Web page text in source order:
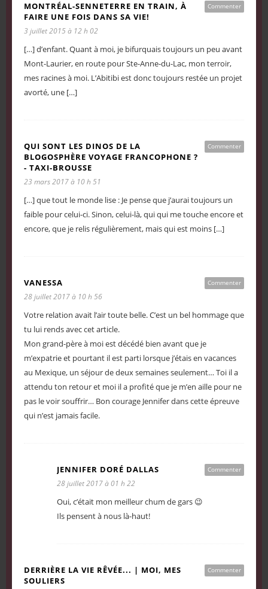
Commenter
MONTRÉAL-SENNETERRE EN TRAIN, À
FAIRE UNE FOIS DANS SA VIE!
3 juillet 2015 à 12 h 02
[…] d’enfant. Quant à moi, je bifurquais toujours un peu avant
Mont-Laurier, en route pour Ste-Anne-du-Lac, mon terroir,
mes racines à moi. L’Abitibi est donc toujours restée un projet
avorté, une […]
Commenter
QUI SONT LES DINOS DE LA
BLOGOSPHÈRE VOYAGE FRANCOPHONE ?
- TAXI-BROUSSE
23 mars 2017 à 10 h 51
[…] que tout le monde lise : Je pense que j’aurai toujours un
faible pour celui-ci. Sinon, celui-là, qui qui me touche encore et
encore, que je relis régulièrement, mais qui est moins […]
Commenter
VANESSA
28 juillet 2017 à 10 h 56
Votre relation avait l’air toute belle. C’est un bel hommage que
tu lui rends avec cet article.
Mon grand-père à moi est décédé bien avant que je
m’expatrie et pourtant il est parti lorsque j’étais en vacances
au Mexique, un séjour de deux semaines seulement… Toi il a
attendu ton retour et moi il a profité que je m’en aille pour ne
pas le voir souffrir… Bon courage Jennifer dans cette épreuve
qui n’est jamais facile.
Commenter
JENNIFER DORÉ DALLAS
28 juillet 2017 à 01 h 22
Oui, c’était mon meilleur chum de gars 😉
Ils pensent à nous là-haut!
Commenter
DERRIÈRE LA VIE RÊVÉE... | MOI, MES
SOULIERS